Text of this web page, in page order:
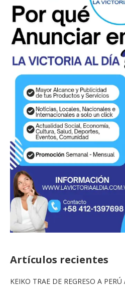
Artículos recientes
KEIKO TRAE DE REGRESO A